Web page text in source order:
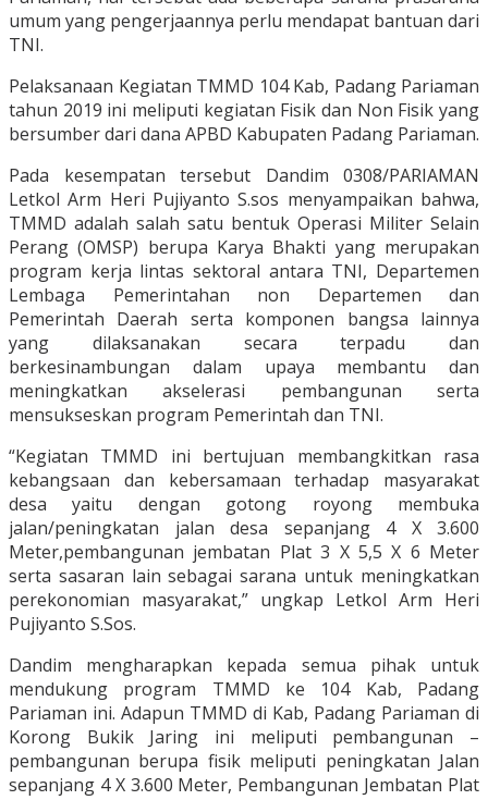
umum yang pengerjaannya perlu mendapat bantuan dari
TNI.
Pelaksanaan Kegiatan TMMD 104 Kab, Padang Pariaman
tahun 2019 ini meliputi kegiatan Fisik dan Non Fisik yang
bersumber dari dana APBD Kabupaten Padang Pariaman.
Pada kesempatan tersebut Dandim 0308/PARIAMAN
Letkol Arm Heri Pujiyanto S.sos menyampaikan bahwa,
TMMD adalah salah satu bentuk Operasi Militer Selain
Perang (OMSP) berupa Karya Bhakti yang merupakan
program kerja lintas sektoral antara TNI, Departemen
Lembaga Pemerintahan non Departemen dan
Pemerintah Daerah serta komponen bangsa lainnya
yang dilaksanakan secara terpadu dan
berkesinambungan dalam upaya membantu dan
meningkatkan akselerasi pembangunan serta
mensukseskan program Pemerintah dan TNI.
“Kegiatan TMMD ini bertujuan membangkitkan rasa
kebangsaan dan kebersamaan terhadap masyarakat
desa yaitu dengan gotong royong membuka
jalan/peningkatan jalan desa sepanjang 4 X 3.600
Meter,pembangunan jembatan Plat 3 X 5,5 X 6 Meter
serta sasaran lain sebagai sarana untuk meningkatkan
perekonomian masyarakat,” ungkap Letkol Arm Heri
Pujiyanto S.Sos.
Dandim mengharapkan kepada semua pihak untuk
mendukung program TMMD ke 104 Kab, Padang
Pariaman ini. Adapun TMMD di Kab, Padang Pariaman di
Korong Bukik Jaring ini meliputi pembangunan –
pembangunan berupa fisik meliputi peningkatan Jalan
sepanjang 4 X 3.600 Meter, Pembangunan Jembatan Plat